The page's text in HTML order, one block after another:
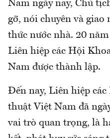
Nam ngày nay, Chủ
gỡ, nói chuyên và
thức nước nhà. 20
Liên hiệp các Hội
Nam được thành lập.
Đến nay, Liên hiệp
thuật Việt Nam đã
vai trò quan trọng, là